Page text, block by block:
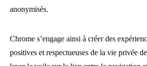
anonymisés.
Chrome s’engage ainsi à créer des
positives et respectueuses de la vie privée